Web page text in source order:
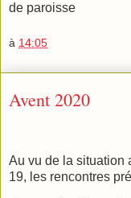
de paroisse
à 14:05
Avent 2020
Au vu de la situation
19, les rencontres